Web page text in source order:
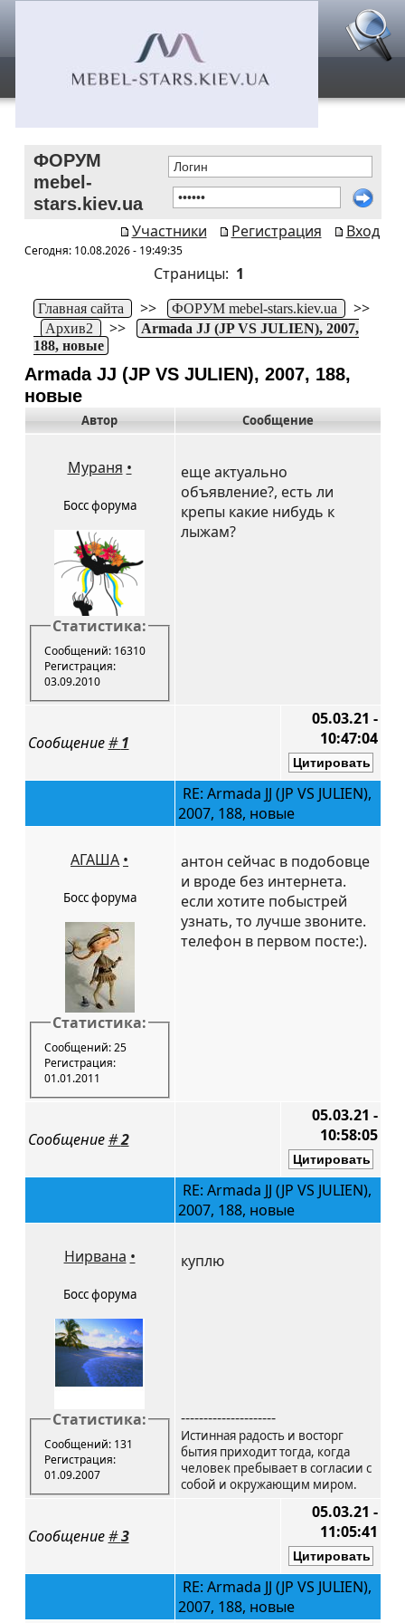
ФОРУМ
mebel-
stars.kiev.ua
Участники
Регистрация Вход
Сегодня: 10.08.2026 - 19:49:35
Страницы: 1
Главная сайта >> ФОРУМ mebel-stars.kiev.ua >>
Архив2 >>
Armada JJ (JP VS JULIEN), 2007,
188, новые
Armada JJ (JP VS JULIEN), 2007, 188,
новые
Автор Сообщение
Мураня •
Босс форума
Статистика:
Сообщений: 16310
Регистрация:
03.09.2010
еще актуально
объявление?, есть ли
крепы какие нибудь к
лыжам?
Сообщение#1
05.03.21 -
10:47:04
RE: Armada JJ (JP VS JULIEN),
2007, 188, новые
АГАША •
Босс форума
Статистика:
Сообщений: 25
Регистрация:
01.01.2011
антон сейчас в подобовце
и вроде без интернета.
если хотите побыстрей
узнать, то лучше звоните.
телефон в первом посте:).
Сообщение#2
05.03.21 -
10:58:05
RE: Armada JJ (JP VS JULIEN),
2007, 188, новые
Нирвана •
Босс форума
Статистика:
Сообщений: 131
Регистрация:
01.09.2007
куплю
---------------------
Истинная радость и восторг
бытия приходит тогда, когда
человек пребывает в согласии с
собой и окружающим миром.
Сообщение#3
05.03.21 -
11:05:41
RE: Armada JJ (JP VS JULIEN),
2007, 188, новые